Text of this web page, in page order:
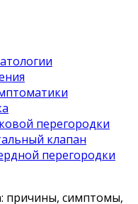
перегородки
клапан
перегородки